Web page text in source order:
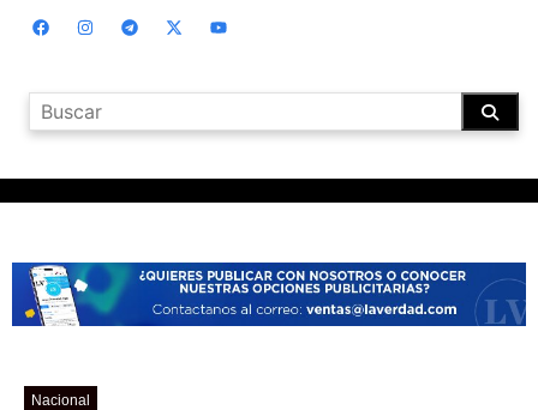
Nacional